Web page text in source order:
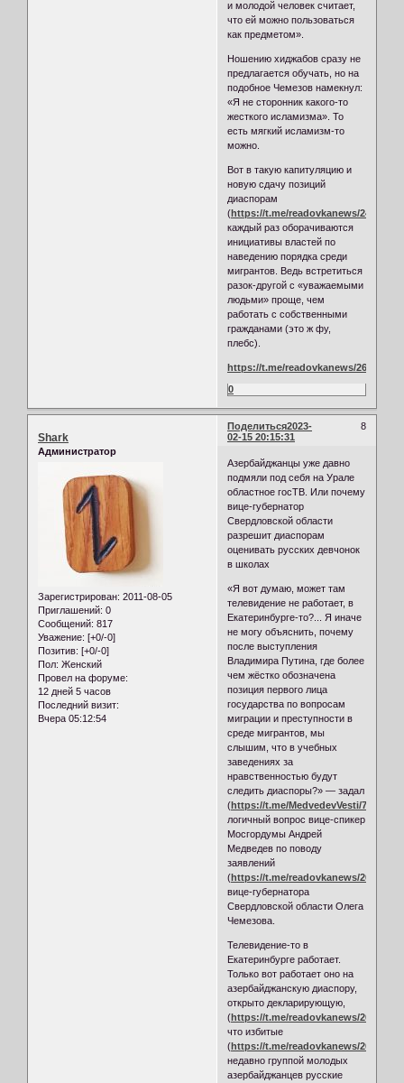
и молодой человек считает,
что ей можно пользоваться
как предметом».
Ношению хиджабов сразу не
предлагается обучать, но на
подобное Чемезов намекнул:
«Я не сторонник какого-то
жесткого исламизма». То
есть мягкий исламизм-то
можно.
Вот в такую капитуляцию и
новую сдачу позиций
диаспорам
(https://t.me/readovkanews/24174
каждый раз оборачиваются
инициативы властей по
наведению порядка среди
мигрантов. Ведь встретиться
разок-другой с «уважаемыми
людьми» проще, чем
работать с собственными
гражданами (это ж фу,
плебс).
https://t.me/readovkanews/26149
0
Поделиться 8
2023-
02-15 20:15:31
Shark
Администратор
Зарегистрирован: 2011-08-05
Приглашений: 0
Сообщений: 817
Уважение: [+0/-0]
Позитив: [+0/-0]
Пол: Женский
Провел на форуме:
12 дней 5 часов
Последний визит:
Вчера 05:12:54
Азербайджанцы уже давно
подмяли под себя на Урале
областное госТВ. Или почему
вице-губернатор
Свердловской области
разрешит диаспорам
оценивать русских девчонок
в школах
«Я вот думаю, может там
телевидение не работает, в
Екатеринбурге-то?... Я иначе
не могу объяснить, почему
после выступления
Владимира Путина, где более
чем жёстко обозначена
позиция первого лица
государства по вопросам
миграции и преступности в
среде мигрантов, мы
слышим, что в учебных
заведениях за
нравственностью будут
следить диаспоры?» — задал
(https://t.me/MedvedevVesti/7536
логичный вопрос вице-спикер
Мосгордумы Андрей
Медведев по поводу
заявлений
(https://t.me/readovkanews/26149
вице-губернатора
Свердловской области Олега
Чемезова.
Телевидение-то в
Екатеринбурге работает.
Только вот работает оно на
азербайджанскую диаспору,
открыто декларирующую,
(https://t.me/readovkanews/26048
что избитые
(https://t.me/readovkanews/26017
недавно группой молодых
азербайджанцев русские